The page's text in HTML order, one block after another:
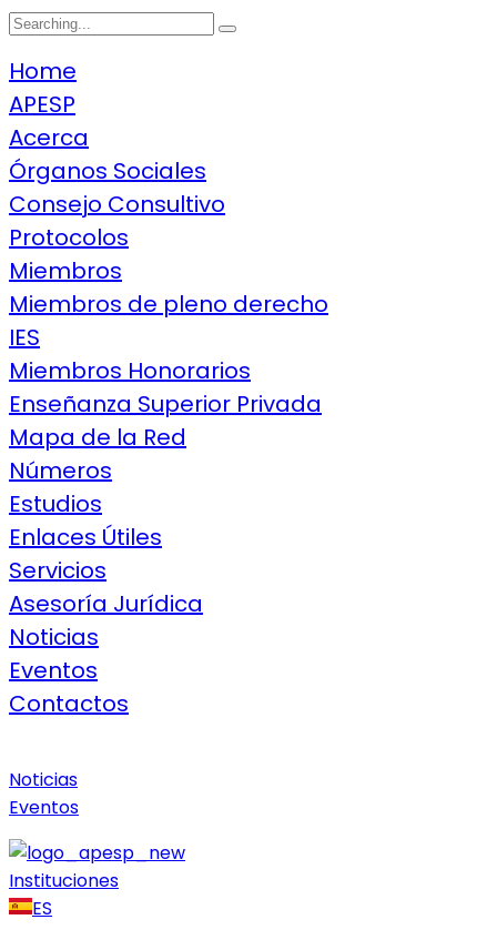
Search
Home
APESP
Acerca
Órganos Sociales
Consejo Consultivo
Protocolos
Miembros
Miembros de pleno derecho
IES
Miembros Honorarios
Enseñanza Superior Privada
Mapa de la Red
Números
Estudios
Enlaces Útiles
Servicios
Asesoría Jurídica
Noticias
Eventos
Contactos
Noticias
Eventos
Instituciones
ES